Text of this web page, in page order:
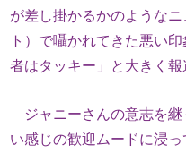
が差し掛かるかのような
ト）で囁かれてきた悪い
者はタッキー」と大きく報
ジャニーさんの意志を継
い感じの歓迎ムードに浸